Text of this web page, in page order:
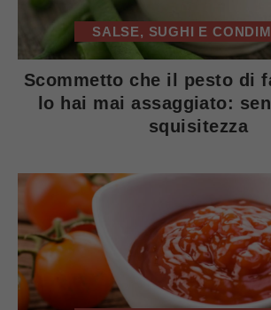
SALSE, SUGHI E
Scommetto che il pesto di
lo hai mai assaggiato:
squisitezza